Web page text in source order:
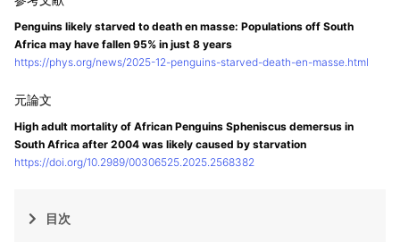
Penguins likely starved to death en masse: Populations off South
Africa may have fallen 95% in just 8 years
https://phys.org/news/2025-12-penguins-starved-death-en-masse.html
High adult mortality of African Penguins Spheniscus demersus in
South Africa after 2004 was likely caused by starvation
https://doi.org/10.2989/00306525.2025.2568382
目次